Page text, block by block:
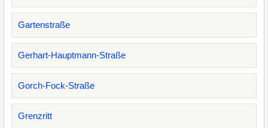
Gartenstraße
Gerhart-Hauptmann-Straße
Gorch-Fock-Straße
Grenzritt